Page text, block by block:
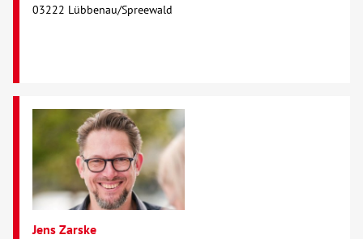
03222 Lübbenau/Spreewald
Jens Zarske